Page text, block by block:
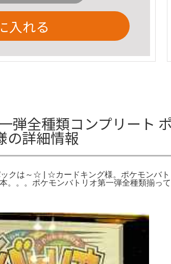
入れる
全種類コンプリート
詳細情報
クは～☆ | ☆カードキング様。ポケモンバ
。。。ポケモンバトリオ第一弾全種類揃